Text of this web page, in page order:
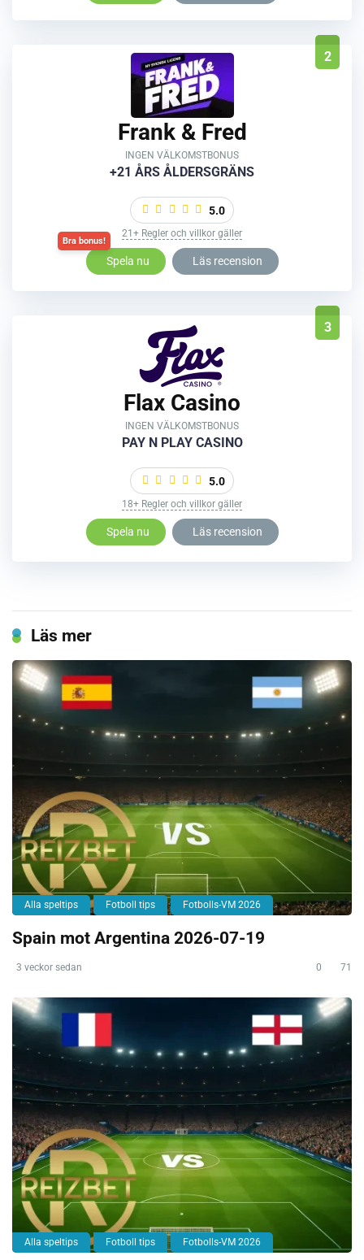
2
Frank & Fred
INGEN VÄLKOMSTBONUS
+21 ÅRS ÅLDERSGRÄNS
5.0
21+ Regler och villkor gäller
Spela nu Läs recension
3
Flax Casino
INGEN VÄLKOMSTBONUS
PAY N PLAY CASINO
5.0
18+ Regler och villkor gäller
Spela nu Läs recension
Läs mer
Alla speltips Fotboll tips Fotbolls-VM 2026
Spain mot Argentina 2026-07-19
3 veckor sedan 0 71
Alla speltips Fotboll tips Fotbolls-VM 2026